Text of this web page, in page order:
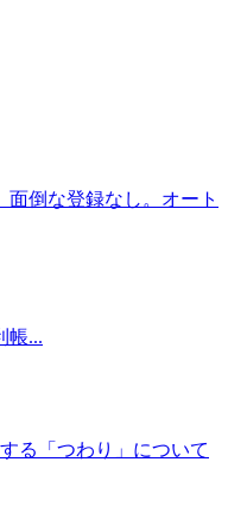
倒な登録なし。オート
帳...
る「つわり」について